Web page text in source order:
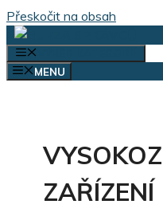
Přeskočit na obsah
MENU
ZAŘÍZENÍ